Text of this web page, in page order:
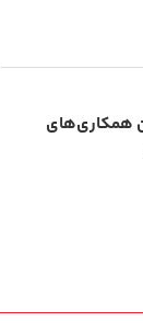
همکاری‌های